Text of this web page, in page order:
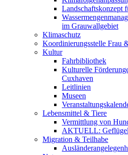
Landschaftskonzept
im Grauwallgebiet
Klimaschutz
Koordinierungsstelle Frau
Kultur
Fahrbibliothek
Kulturelle
Cuxhaven
Leitlinien
Museen
Lebensmittel & Tiere
Vermittlung von
AKTUELL:
Migration & Teilhabe